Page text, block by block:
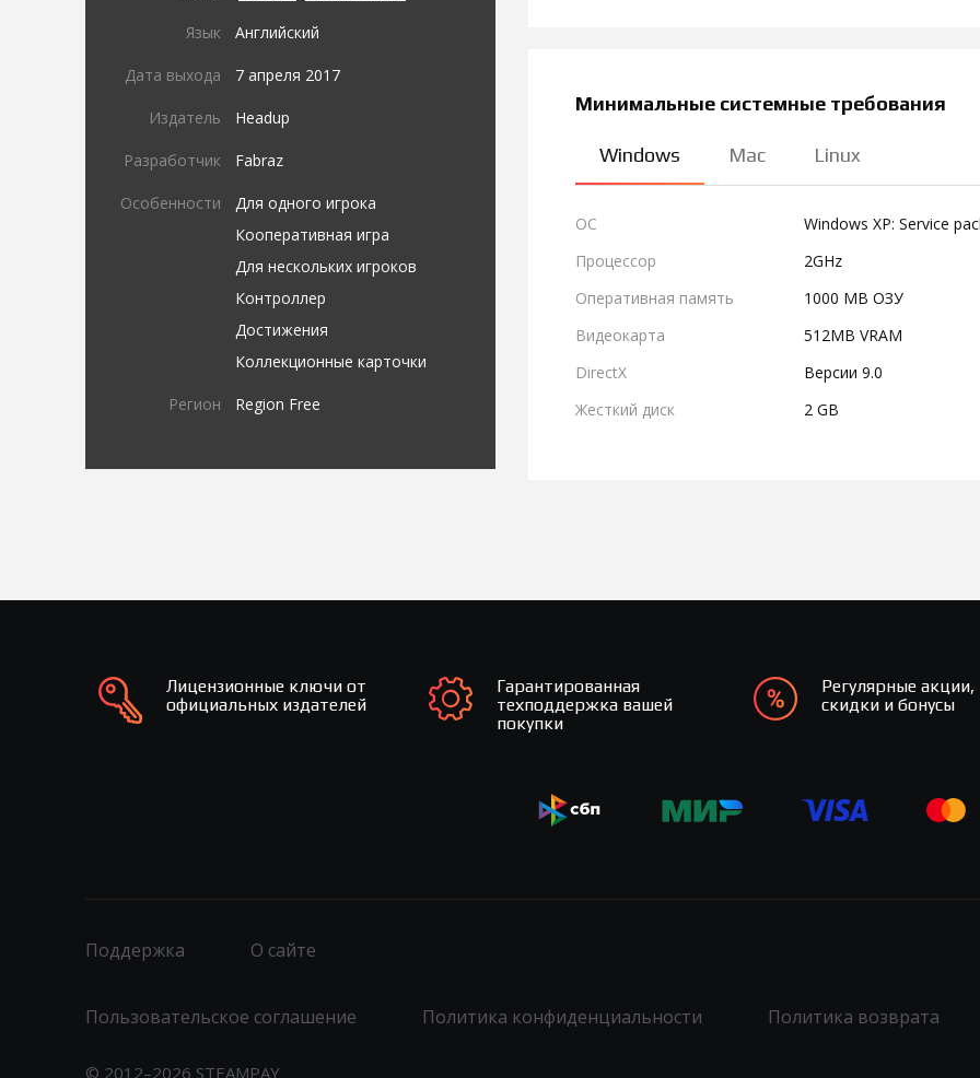
Язык Английский
Дата выхода 7 апреля 2017
Издатель Headup
Разработчик Fabraz
Особенности
Для одного игрока
Кооперативная игра
Для нескольких игроков
Контроллер
Достижения
Коллекционные карточки
Регион Region Free
Минимальные системные требования
Windows Mac Linux
ОС
Windows XP: Service
Процессор
2GHz
Оперативная память
1000 MB ОЗУ
Видеокарта
512MB VRAM
DirectX
Версии 9.0
Жесткий диск
2 GB
Лицензионные ключи от
официальных издателей
Гарантированная
техподдержка вашей
покупки
Регулярные акции,
скидки и бонусы
© 2012–2026 STEAMPAY
Поддержка О сайте
Пользовательское соглашение Политика конфиденциальности Политика возврата